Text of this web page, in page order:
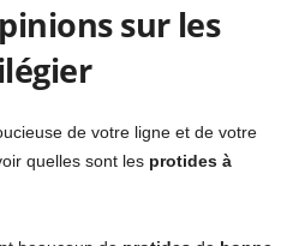
sur les
de votre ligne et de votre
quelles sont les protides à